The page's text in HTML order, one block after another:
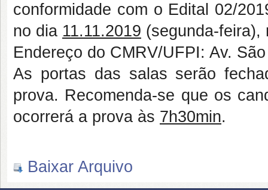
conformidade com o Edital 02/
no dia 11.11.2019 (segunda-
Endereço do CMRV/UFPI: Av.
As portas das salas serão
prova. Recomenda-se que os
ocorrerá a prova às 7h30min.
Baixar Arquivo